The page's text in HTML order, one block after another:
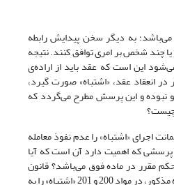
به دیگر سخن پیدایش رابطه
چند شخص بر امری توافق کنند. نتیجه
این است که عقد باید از اراده‌ی
در انعقاد عقد، «اشتباه» صورت گیرد،
نبوده و این پرسش مطرح می‌گردد که
ضمانت اجرای «اشتباه» را عدم نفوذ معامله
پرسشی که اهمیت دارد آن است که آیا
مقرر در ماده فوق می‌باشد؟ قانون
مدنی ایران در تکمیل حکم ماده مذکور، در مواد 200 و 201 «اشتباه» را به